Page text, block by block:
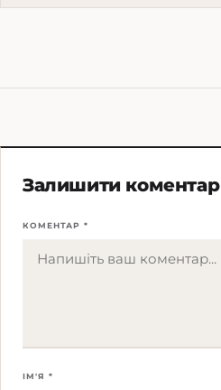
Залишити коментар
КОМЕНТАР *
ІМ'Я *